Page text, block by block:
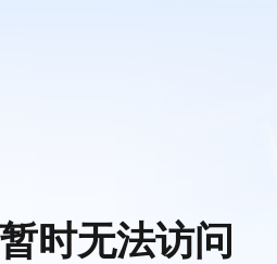
时无法访问